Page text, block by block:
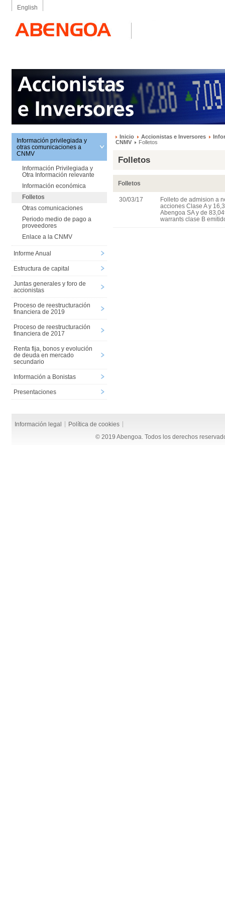
English
Información privilegiada y
otras comunicaciones a
CNMV
Información Privilegiada y
Otra Información relevante
Información económica
Folletos
Otras comunicaciones
Periodo medio de pago a
proveedores
Enlace a la CNMV
Informe Anual
Estructura de capital
Juntas generales y foro de
accionistas
Proceso de reestructuración
financiera de 2019
Proceso de reestructuración
financiera de 2017
Renta fija, bonos y evolución
de deuda en mercado
secundario
Información a Bonistas
Presentaciones
Inicio Accionistas e Inversores
CNMV
Folletos
Folletos
Folletos
30/03/17
Folleto de admision a
acciones Clase A y
Abengoa SA y de
warrants clase B
Información legal Política de cookies
© 2019 Abengoa. Todos los derechos